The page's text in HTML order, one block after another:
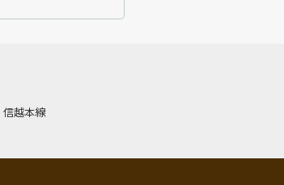
信越本線